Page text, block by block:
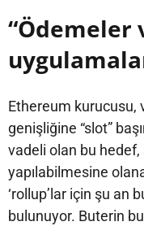
“Ödemeler
Ethereum kurucusu,
genişliğine “slot”
vadeli olan bu hedef,
yapılabilmesine
‘rollup’lar için şu an
bulunuyor. Buterin